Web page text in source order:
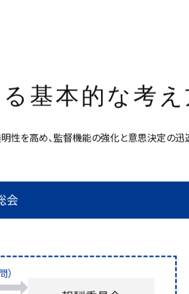
基本的な考え
性を高め、監督機能の強化と意思決定の迅